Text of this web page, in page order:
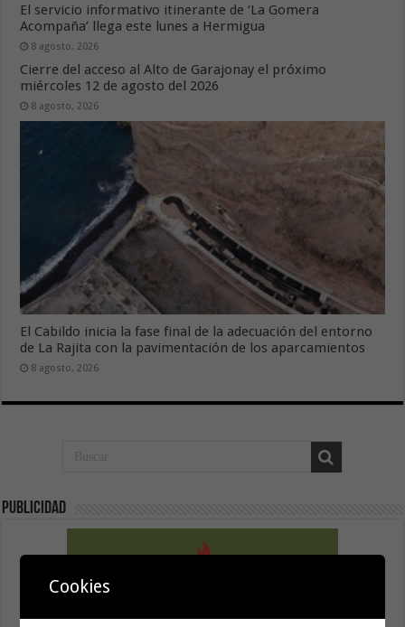
El servicio informativo itinerante de ‘La Gomera
Acompaña’ llega este lunes a Hermigua
8 agosto, 2026
Cierre del acceso al Alto de Garajonay el próximo
miércoles 12 de agosto del 2026
8 agosto, 2026
El Cabildo inicia la fase final de la adecuación del entorno
de La Rajita con la pavimentación de los aparcamientos
8 agosto, 2026
Publicidad
Cookies